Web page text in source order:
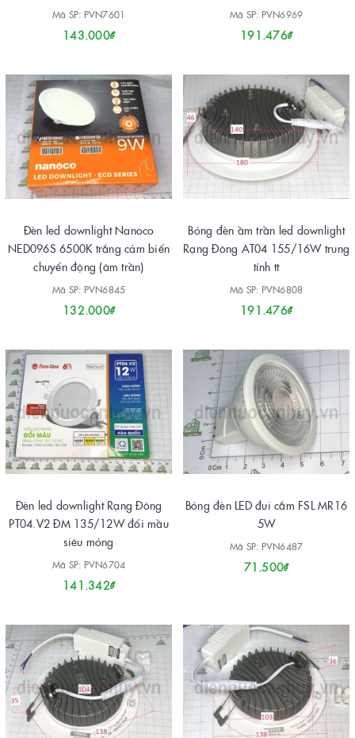
Mã SP: PVN7601
143.000₫
Mã SP: PVN6969
191.476₫
Đèn led downlight Nanoco
NED096S 6500K trắng cảm biến
chuyển động (âm trần)
Mã SP: PVN6845
132.000₫
Bóng đèn ầm trần led downlight
Rạng Đông AT04 155/16W trung
tính tt
Mã SP: PVN6808
191.476₫
Đèn led downlight Rạng Đông
PT04.V2 ĐM 135/12W đổi mầu
siêu mỏng
Mã SP: PVN6704
141.342₫
Bóng đèn LED đui cắm FSL MR16
5W
Mã SP: PVN6487
71.500₫